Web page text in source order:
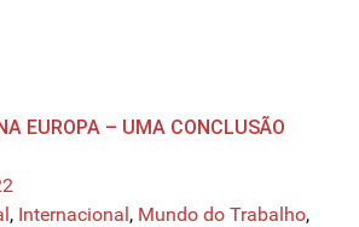
EUROPA – UMA CONCLUSÃO
, Internacional, Mundo do Trabalho,